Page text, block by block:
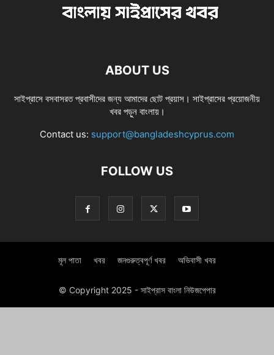
ABOUT US
সাইপ্রাসে বসবাসরত প্রবাসীদের জন্য আমাদের ছোট প্রয়াস। সাইপ্রাসের প্রয়োজনীয়
খবর পড়ুন বাংলায়।
Contact us: support@bangladeshcyprus.com
FOLLOW US
মূল পাতা খবর জনগুরুত্বপূর্ণ খবর অভিবাসী খবর
© Copyright 2025 - সাইপ্রাস বাংলা নিউজপেপার